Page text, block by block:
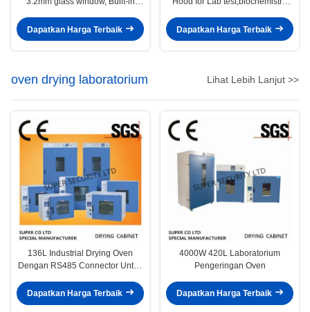
Dapatkan Harga Terbaik
chemicals
Dapatkan Harga Terbaik
oven drying laboratorium Lihat Lebih Lanjut >>
136L Industrial Drying Oven
Dengan RS485 Connector Untuk
Dapatkan Harga Terbaik
4000W 420L Laboratorium
Pengeringan Oven
Dapatkan Harga Terbaik